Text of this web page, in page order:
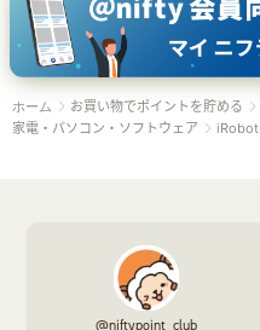
ホーム お買い物でポイントを貯める
家電・パソコン・ソフトウェア
iRobot
@niftypoint_club